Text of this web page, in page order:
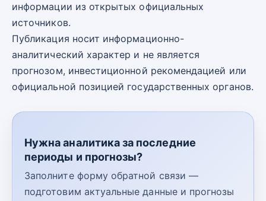
информации из открытых официальных
источников.
Публикация носит информационно-
аналитический характер и не является
прогнозом, инвестиционной рекомендацией или
официальной позицией государственных органов.
Нужна аналитика за последние
периоды и прогнозы?
Заполните форму обратной связи —
подготовим актуальные данные и прогнозы